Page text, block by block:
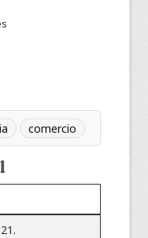
comercio